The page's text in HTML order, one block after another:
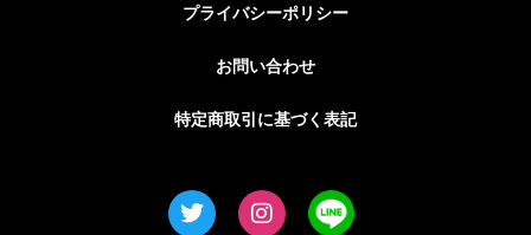
プライバシーポリシー
お問い合わせ
特定商取引に基づく表記